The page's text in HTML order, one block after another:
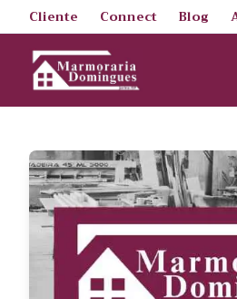
Cliente Connect Blog